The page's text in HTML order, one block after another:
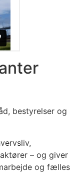
bestyrelser og
– og giver
og fælles